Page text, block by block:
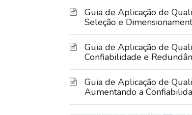
Guia de Aplicação de
Seleção e
Guia de Aplicação de
Confiabilidade e
Guia de Aplicação de
Aumentando a